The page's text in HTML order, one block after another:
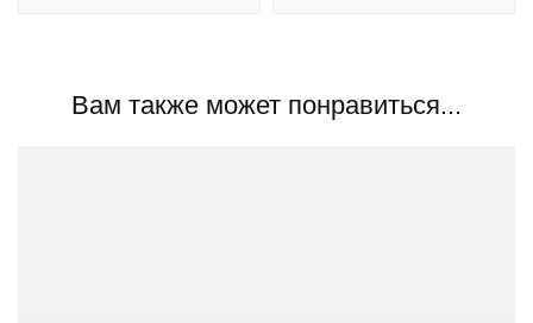
Вам также может понравиться...